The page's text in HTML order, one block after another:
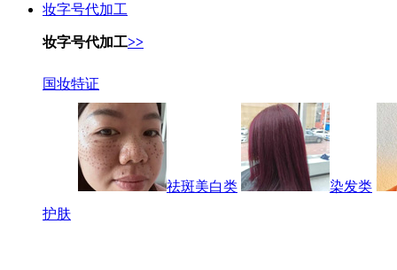
妆字号代加工
妆字号代加工>>
国妆特证
祛斑美白类
染发类
护肤